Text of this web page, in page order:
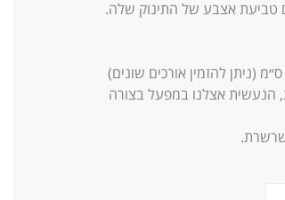
אצבע של התינוק שלה.
הנעשית אצלנו במפעל בצורה